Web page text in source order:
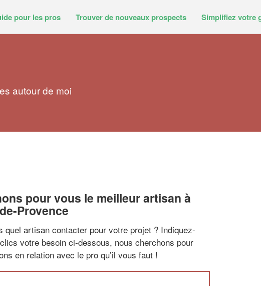
pour les pros Trouver de nouveaux prospects Simplifiez votre
autour de moi
pour vous le meilleur artisan à
Provence
quel artisan contacter pour votre projet ? Indiquez-
votre besoin ci-dessous, nous cherchons pour
en relation avec le pro qu’il vous faut !